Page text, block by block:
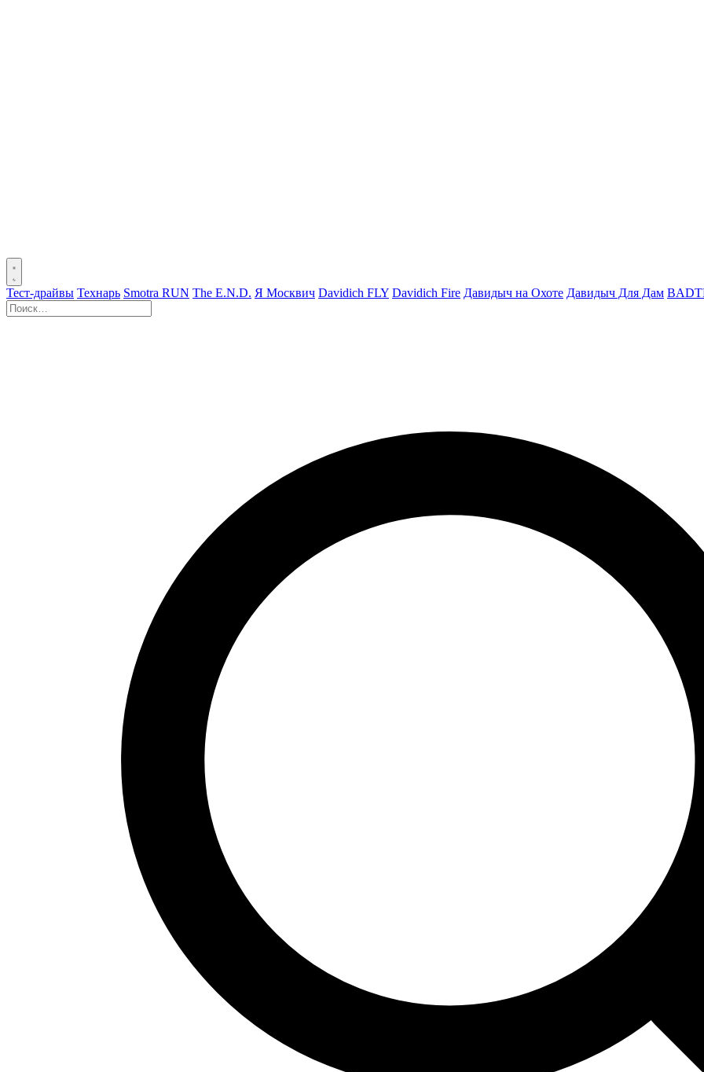
Тест-драйвы Технарь Smotra RUN The E.N.D. Я Москвич Davidich FLY Davidich Fire Давидыч на Охоте Давидыч Для Дам